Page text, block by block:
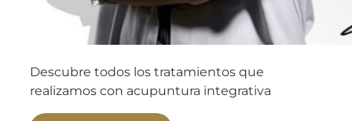
Descubre todos los tratamientos que
realizamos con acupuntura integrativa